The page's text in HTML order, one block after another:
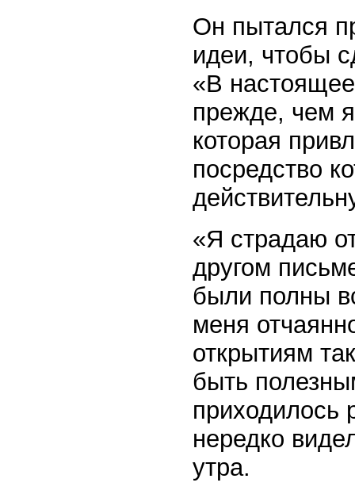
Он пытался
идеи, чтобы
«В
прежде, чем я
которая
посредство
«Я страдаю
другом
были полны
меня
открытиям
быть
приходилось
нередко
утра.